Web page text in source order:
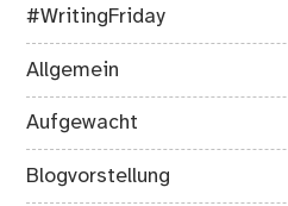
#WritingFriday
Allgemein
Aufgewacht
Blogvorstellung